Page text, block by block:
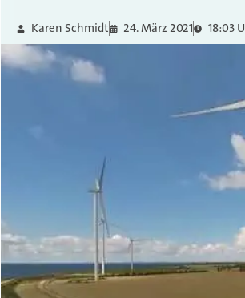
Karen Schmidt 24. März 2021 18:03